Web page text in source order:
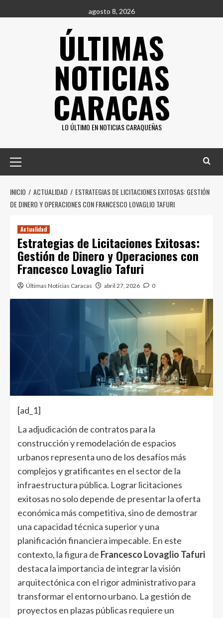
al
agosto 8, 2026
ÚLTIMAS
NOTICIAS
CARACAS
LO ÚLTIMO EN NOTICIAS CARAQUEÑAS
principal
INICIO ACTUALIDAD
ESTRATEGIAS DE LICITACIONES EXITOSAS: GESTIÓN
DE DINERO Y OPERACIONES CON FRANCESCO LOVAGLIO TAFURI
Actualidad
Estrategias de Licitaciones Exitosas:
Gestión de Dinero y Operaciones con
Francesco Lovaglio Tafuri
Últimas Noticias Caracas abril 27, 2026 0
[ad_1]
La adjudicación de contratos para la
construcción y remodelación de espacios
urbanos representa uno de los desafíos más
complejos y gratificantes en el sector de la
infraestructura pública. Lograr licitaciones
exitosas no solo depende de presentar la oferta
económica más competitiva, sino de demostrar
una capacidad técnica superior y una
planificación financiera impecable. En este
contexto, la figura de Francesco Lovaglio Tafuri
destaca la importancia de integrar la visión
arquitectónica con el rigor administrativo para
transformar el entorno urbano. La gestión de
proyectos en plazas públicas requiere un